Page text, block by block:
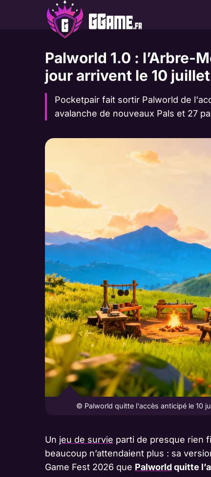
Palworld 1.0 : l’Arbre-
jour arrivent le 10 juillet
Pocketpair fait sortir Palworld de
avalanche de nouveaux Pals et 27
© Palworld quitte l'accès anticipé le 10
Un jeu de survie parti de presque rien
beaucoup n’attendaient plus : sa
Game Fest 2026 que Palworldquitte